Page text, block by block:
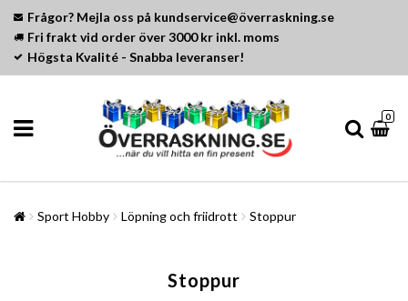
Frågor? Mejla oss på kundservice@överraskning.se
Fri frakt vid order över 3000 kr inkl. moms
Högsta Kvalité - Snabba leveranser!
0
Sport Hobby Löpning och friidrott Stoppur
Stoppur